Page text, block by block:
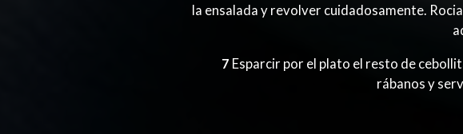
la ensalada y revolver cuidadosamente.
7 Esparcir por el plato el resto de
rábanos y